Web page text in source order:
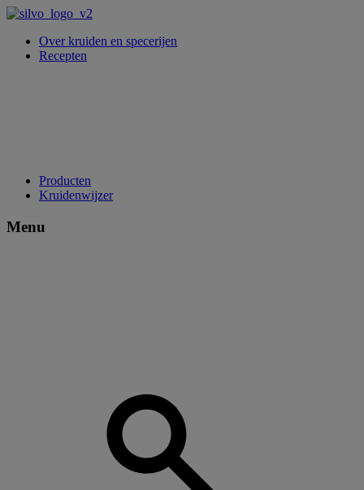
Over kruiden en specerijen
Recepten
Producten
Kruidenwijzer
Menu